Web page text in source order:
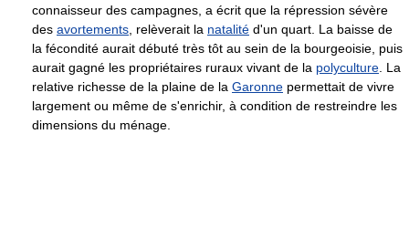
connaisseur des campagnes, a écrit que la répression sévère
des avortements, relèverait la natalité d'un quart. La baisse de
la fécondité aurait débuté très tôt au sein de la bourgeoisie, puis
aurait gagné les propriétaires ruraux vivant de la polyculture. La
relative richesse de la plaine de la Garonne permettait de vivre
largement ou même de s'enrichir, à condition de restreindre les
dimensions du ménage.